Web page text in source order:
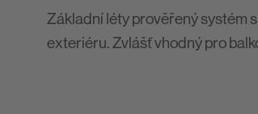
Základní léty prověřený systém
exteriéru. Zvlášť vhodný pro